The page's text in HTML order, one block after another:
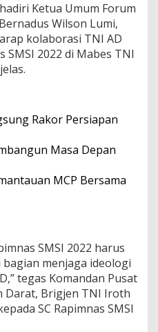
Ketua Umum Forum
Wilson Lumi,
kolaborasi TNI AD
SMSI 2022 di Mabes TNI
Rakor Persiapan
Masa Depan
MCP Bersama
SMSI 2022 harus
bagian menjaga ideologi
tegas Komandan Pusat
Darat, Brigjen TNI Iroth
SC Rapimnas SMSI